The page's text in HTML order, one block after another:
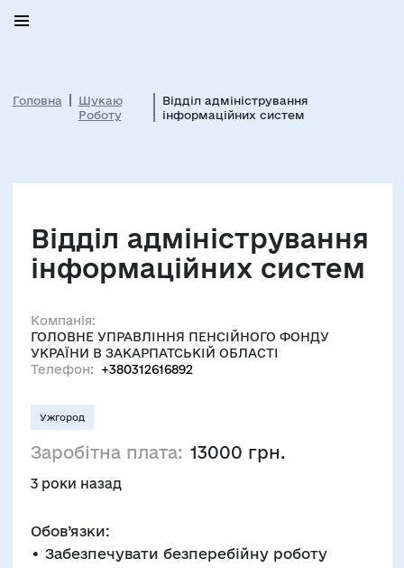
Головна
Шукаю
Роботу
Відділ адміністрування
інформаційних систем
Відділ адміністрування
інформаційних систем
Компанія:
ГОЛОВНЕ УПРАВЛІННЯ ПЕНСІЙНОГО ФОНДУ
УКРАЇНИ В ЗАКАРПАТСЬКІЙ ОБЛАСТІ
Телефон:
+380312616892
Ужгород
Заробітна плата: 13000 грн.
3 роки назад
Обов’язки:
• Забезпечувати безперебійну роботу